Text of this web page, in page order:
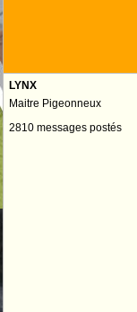
LYNX
Maitre Pigeonneux
2810 messages postés